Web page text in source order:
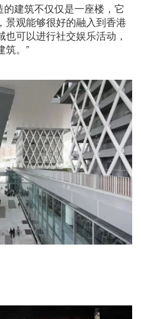
的建筑不仅仅是一座楼，它
景观能够很好的融入到香港
可以进行社交娱乐活动，
筑。”